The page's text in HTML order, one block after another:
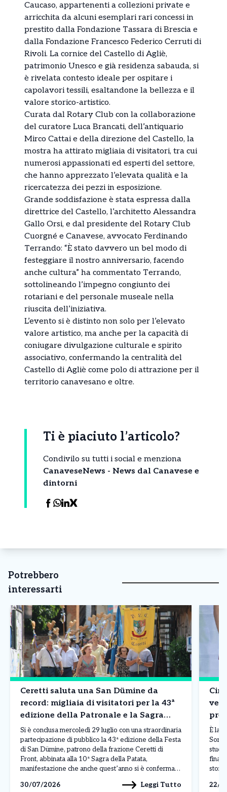
Caucaso, appartenenti a collezioni private e
arricchita da alcuni esemplari rari concessi in
prestito dalla Fondazione Tassara di Brescia e
dalla Fondazione Francesco Federico Cerruti di
Rivoli. La cornice del Castello di Agliè,
patrimonio Unesco e già residenza sabauda, si
è rivelata contesto ideale per ospitare i
capolavori tessili, esaltandone la bellezza e il
valore storico-artistico.
Curata dal Rotary Club con la collaborazione
del curatore Luca Brancati, dell’antiquario
Mirco Cattai e della direzione del Castello, la
mostra ha attirato migliaia di visitatori, tra cui
numerosi appassionati ed esperti del settore,
che hanno apprezzato l’elevata qualità e la
ricercatezza dei pezzi in esposizione.
Grande soddisfazione è stata espressa dalla
direttrice del Castello, l’architetto Alessandra
Gallo Orsi, e dal presidente del Rotary Club
Cuorgné e Canavese, avvocato Ferdinando
Terrando: “È stato davvero un bel modo di
festeggiare il nostro anniversario, facendo
anche cultura” ha commentato Terrando,
sottolineando l’impegno congiunto dei
rotariani e del personale museale nella
riuscita dell’iniziativa.
L’evento si è distinto non solo per l’elevato
valore artistico, ma anche per la capacità di
coniugare divulgazione culturale e spirito
associativo, confermando la centralità del
Castello di Agliè come polo di attrazione per il
territorio canavesano e oltre.
Ti è piaciuto l’articolo?
Condivilo su tutti i social e menziona
CanaveseNews - News dal Canavese e
dintorni
Potrebbero
interessarti
Ceretti saluta una San Dümine da
record: migliaia di visitatori per la 43ª
edizione della Patronale e la Sagra
della Patata
Si è conclusa mercoledì 29 luglio con una straordinaria
partecipazione di pubblico la 43ª edizione della Festa
di San Dümine, patrono della frazione Ceretti di
Front, abbinata alla 10ª Sagra della Patata,
manifestazione che anche quest’anno si è confermata
canavesana. Per sette giorni la frazione si è
30/07/2026 Leggi Tutto
È la
22/